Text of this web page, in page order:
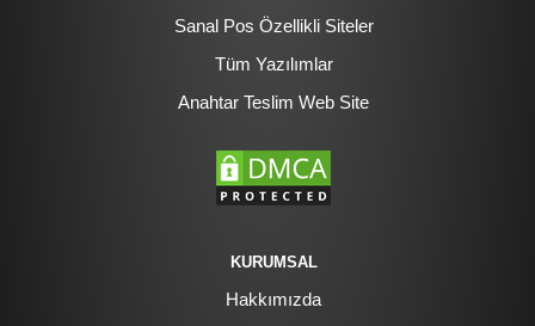
Sanal Pos Özellikli Siteler
Tüm Yazılımlar
Anahtar Teslim Web Site
KURUMSAL
Hakkımızda